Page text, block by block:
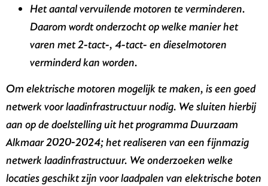
Het aantal vervuilende motoren te verminderen.
Daarom wordt onderzocht op welke manier het
varen met 2-tact-, 4-tact- en dieselmotoren
verminderd kan worden.
Om elektrische motoren mogelijk te maken, is een goed
netwerk voor laadinfrastructuur nodig. We sluiten hierbij
aan op de doelstelling uit het programma Duurzaam
Alkmaar 2020-2024; het realiseren van een fijnmazig
netwerk laadinfrastructuur. We onderzoeken welke
locaties geschikt zijn voor laadpalen van elektrische boten